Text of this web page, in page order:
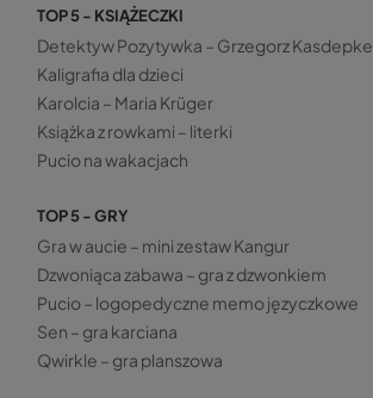
TOP 5 - KSIĄŻECZKI
Detektyw Pozytywka – Grzegorz Kasdepke
Kaligrafia dla dzieci
Karolcia – Maria Krüger
Książka z rowkami – literki
Pucio na wakacjach
TOP 5 - GRY
Gra w aucie – mini zestaw Kangur
Dzwoniąca zabawa – gra z dzwonkiem
Pucio – logopedyczne memo języczkowe
Sen – gra karciana
Qwirkle – gra planszowa